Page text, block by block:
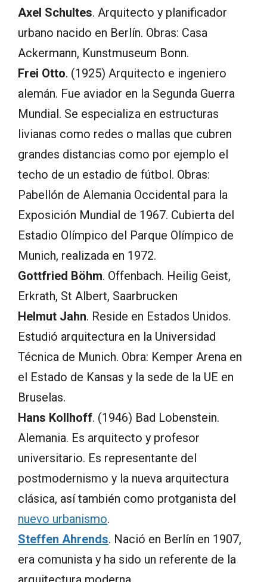
Axel Schultes. Arquitecto y planificador
urbano nacido en Berlín. Obras: Casa
Ackermann, Kunstmuseum Bonn.
Frei Otto. (1925) Arquitecto e ingeniero
alemán. Fue aviador en la Segunda Guerra
Mundial. Se especializa en estructuras
livianas como redes o mallas que cubren
grandes distancias como por ejemplo el
techo de un estadio de fútbol. Obras:
Pabellón de Alemania Occidental para la
Exposición Mundial de 1967. Cubierta del
Estadio Olímpico del Parque Olímpico de
Munich, realizada en 1972.
Gottfried Böhm. Offenbach. Heilig Geist,
Erkrath, St Albert, Saarbrucken
Helmut Jahn. Reside en Estados Unidos.
Estudió arquitectura en la Universidad
Técnica de Munich. Obra: Kemper Arena en
el Estado de Kansas y la sede de la UE en
Bruselas.
Hans Kollhoff. (1946) Bad Lobenstein.
Alemania. Es arquitecto y profesor
universitario. Es representante del
postmodernismo y la nueva arquitectura
clásica, así también como protganista del
nuevo urbanismo.
Steffen Ahrends. Nació en Berlín en 1907,
era comunista y ha sido un referente de la